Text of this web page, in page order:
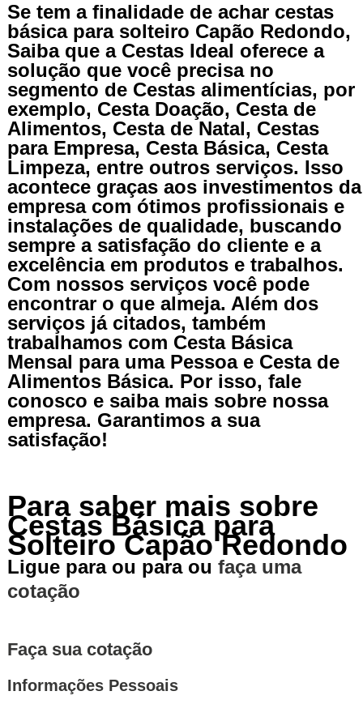
Se tem a finalidade de achar cestas
básica para solteiro Capão Redondo,
Saiba que a Cestas Ideal oferece a
solução que você precisa no
segmento de Cestas alimentícias, por
exemplo, Cesta Doação, Cesta de
Alimentos, Cesta de Natal, Cestas
para Empresa, Cesta Básica, Cesta
Limpeza, entre outros serviços. Isso
acontece graças aos investimentos da
empresa com ótimos profissionais e
instalações de qualidade, buscando
sempre a satisfação do cliente e a
excelência em produtos e trabalhos.
Com nossos serviços você pode
encontrar o que almeja. Além dos
serviços já citados, também
trabalhamos com Cesta Básica
Mensal para uma Pessoa e Cesta de
Alimentos Básica. Por isso, fale
conosco e saiba mais sobre nossa
empresa. Garantimos a sua
satisfação!
Para saber mais sobre
Cestas Básica para
Solteiro Capão Redondo
Ligue para ou para ou faça uma
cotação
Faça sua cotação
Informações Pessoais